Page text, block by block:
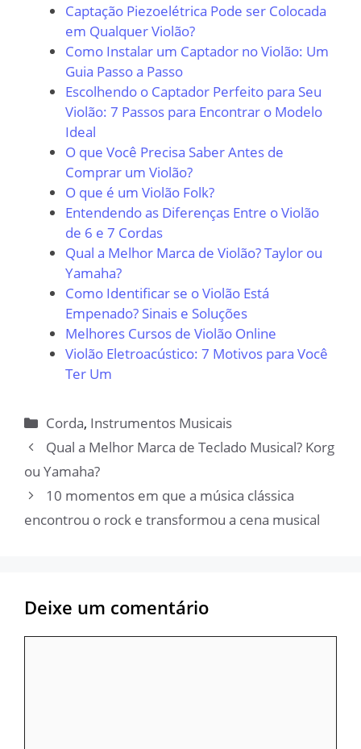
Captação Piezoelétrica Pode ser Colocada
em Qualquer Violão?
Como Instalar um Captador no Violão: Um
Guia Passo a Passo
Escolhendo o Captador Perfeito para Seu
Violão: 7 Passos para Encontrar o Modelo
Ideal
O que Você Precisa Saber Antes de
Comprar um Violão?
O que é um Violão Folk?
Entendendo as Diferenças Entre o Violão
de 6 e 7 Cordas
Qual a Melhor Marca de Violão? Taylor ou
Yamaha?
Como Identificar se o Violão Está
Empenado? Sinais e Soluções
Melhores Cursos de Violão Online
Violão Eletroacústico: 7 Motivos para Você
Ter Um
Categorias
Corda, Instrumentos Musicais
Qual a Melhor Marca de Teclado Musical? Korg
ou Yamaha?
10 momentos em que a música clássica
encontrou o rock e transformou a cena musical
Deixe um comentário